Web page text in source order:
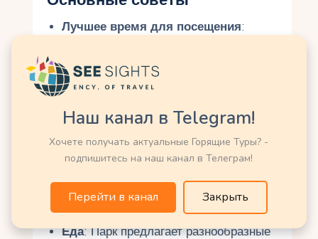
Лучшее время для посещения:
приятную погоду. Праздничные
сезоны (Хэллоуин и Рождество)
привлекают больше гостей, но
предлагают уникальные шоу.
Аттракционы: Популярные
аттракционы, такие как Space
Mountain и Rise of the Resistance,
имеют длинные очереди, поэтому
используйте Lightning Lane.
Еда: Парк предлагает разнообразные
Наш канал в Telegram!
Хочете получать актуальные Горящие Туры? -
подпишитесь на наш канал в Телеграм!
Перейти в канал Закрыть